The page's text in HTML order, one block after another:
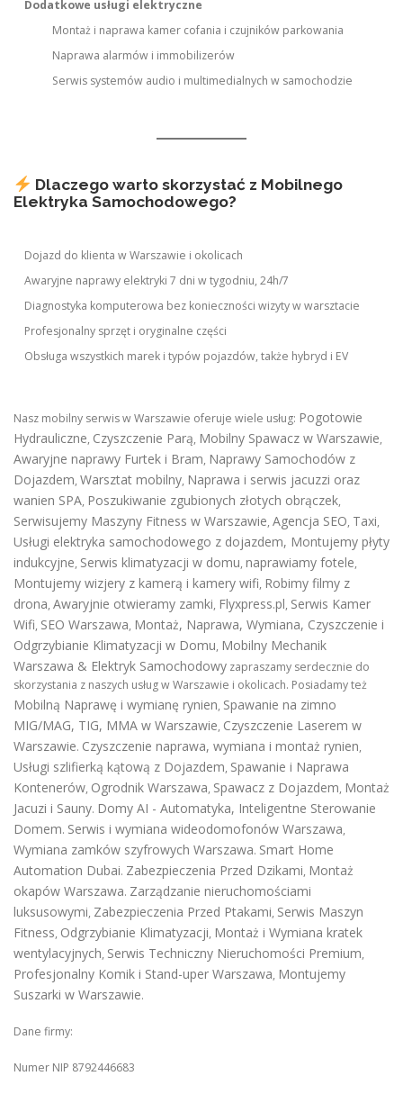
Dodatkowe usługi elektryczne
Montaż i naprawa kamer cofania i czujników parkowania
Naprawa alarmów i immobilizerów
Serwis systemów audio i multimedialnych w samochodzie
Dlaczego warto skorzystać z Mobilnego
Elektryka Samochodowego?
Dojazd do klienta w Warszawie i okolicach
Awaryjne naprawy elektryki 7 dni w tygodniu, 24h/7
Diagnostyka komputerowa bez konieczności wizyty w warsztacie
Profesjonalny sprzęt i oryginalne części
Obsługa wszystkich marek i typów pojazdów, także hybryd i EV
Nasz mobilny serwis w Warszawie oferuje wiele usług: Pogotowie
Hydrauliczne, Czyszczenie Parą, Mobilny Spawacz w Warszawie,
Awaryjne naprawy Furtek i Bram, Naprawy Samochodów z
Dojazdem, Warsztat mobilny, Naprawa i serwis jacuzzi oraz
wanien SPA, Poszukiwanie zgubionych złotych obrączek,
Serwisujemy Maszyny Fitness w Warszawie, Agencja SEO, Taxi,
Usługi elektryka samochodowego z dojazdem, Montujemy płyty
indukcyjne, Serwis klimatyzacji w domu, naprawiamy fotele,
Montujemy wizjery z kamerą i kamery wifi, Robimy filmy z
drona, Awaryjnie otwieramy zamki, Flyxpress.pl, Serwis Kamer
Wifi, SEO Warszawa, Montaż, Naprawa, Wymiana, Czyszczenie i
Odgrzybianie Klimatyzacji w Domu, Mobilny Mechanik
Warszawa & Elektryk Samochodowy zapraszamy serdecznie do
skorzystania z naszych usług w Warszawie i okolicach. Posiadamy też
Mobilną Naprawę i wymianę rynien, Spawanie na zimno
MIG/MAG, TIG, MMA w Warszawie, Czyszczenie Laserem w
Warszawie. Czyszczenie naprawa, wymiana i montaż rynien,
Usługi szlifierką kątową z Dojazdem, Spawanie i Naprawa
Kontenerów, Ogrodnik Warszawa, Spawacz z Dojazdem, Montaż
Jacuzi i Sauny. Domy AI - Automatyka, Inteligentne Sterowanie
Domem. Serwis i wymiana wideodomofonów Warszawa,
Wymiana zamków szyfrowych Warszawa. Smart Home
Automation Dubai. Zabezpieczenia Przed Dzikami, Montaż
okapów Warszawa. Zarządzanie nieruchomościami
luksusowymi, Zabezpieczenia Przed Ptakami, Serwis Maszyn
Fitness, Odgrzybianie Klimatyzacji, Montaż i Wymiana kratek
wentylacyjnych, Serwis Techniczny Nieruchomości Premium,
Profesjonalny Komik i Stand-uper Warszawa, Montujemy
Suszarki w Warszawie.
Dane firmy:
Numer NIP 8792446683